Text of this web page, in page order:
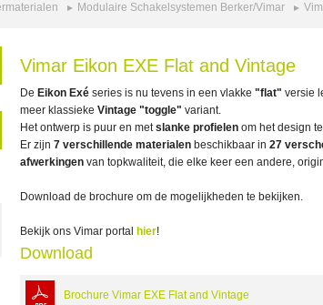
Modulaire Schakelsystemen Berker/Vimar
Vimar Eikon EXE Flat and Vintage
De Eikon Exé series is nu tevens in een vlakke "flat" versie
meer klassieke Vintage "toggle" variant.
Het ontwerp is puur en metslanke profielen om het design
Er zijn 7 verschillende materialen beschikbaar in 27
afwerkingen van topkwaliteit, die elke keer een andere,
Download de brochure om de mogelijkheden te bekijken.
Bekijk ons Vimar portal hier!
Download
Brochure Vimar EXE Flat and Vintage